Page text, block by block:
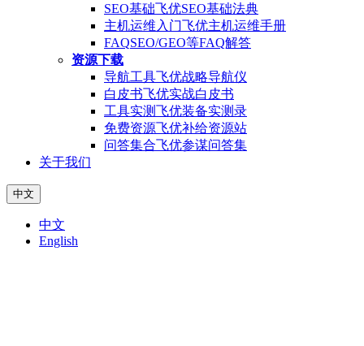
SEO基础飞优SEO基础法典
主机运维入门飞优主机运维手册
FAQSEO/GEO等FAQ解答
资源下载
导航工具飞优战略导航仪
白皮书飞优实战白皮书
工具实测飞优装备实测录
免费资源飞优补给资源站
问答集合飞优参谋问答集
关于我们
中文
中文
English